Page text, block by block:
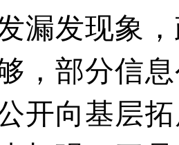
漏发现象
，部分信
开向基层